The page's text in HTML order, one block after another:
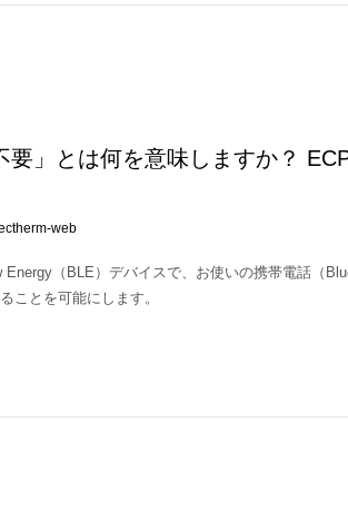
要」とは何を意味しますか？
web
Energy（BLE）デバイスで、お使いの携帯電話（
ことを可能にします。